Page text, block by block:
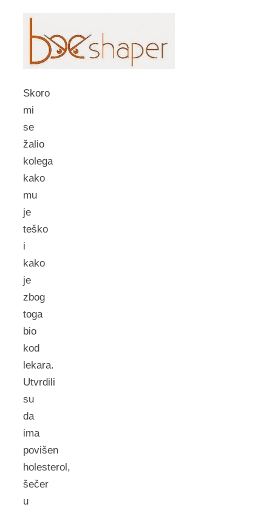
Skoro
mi
se
žalio
kolega
kako
mu
je
teško
i
kako
je
zbog
toga
bio
kod
lekara.
Utvrdili
su
da
ima
povišen
holesterol,
šečer
u